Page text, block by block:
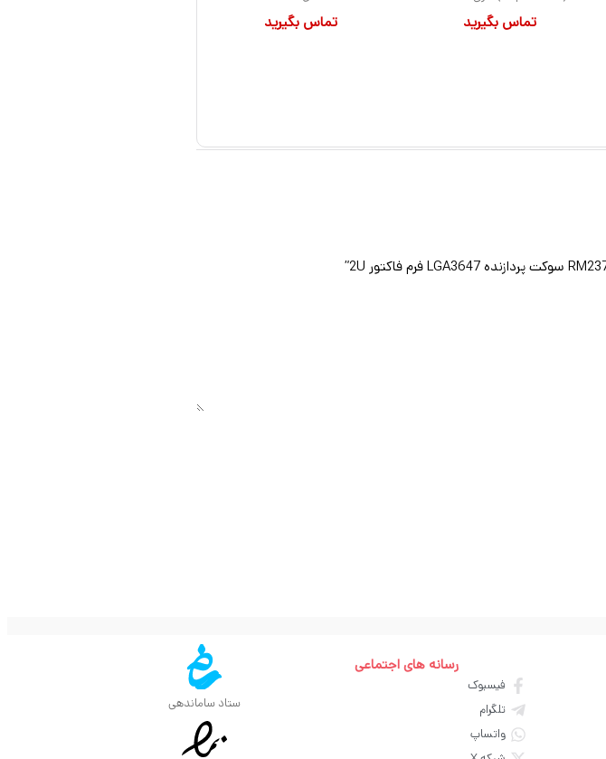
SuperServer مدل 1Uتماس بگیرید
دارای 2 پردازنده مدل E5-تماس بگیرید
رسانه های اجتماعی
فیسبوک
تلگرام
واتساپ
ستاد ساماندهی